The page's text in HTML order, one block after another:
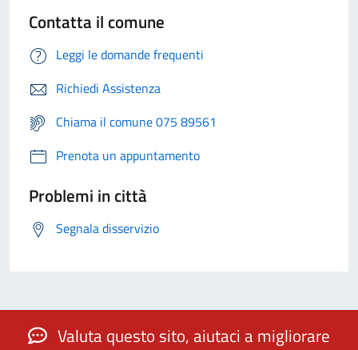
Contatta il comune
Leggi le domande frequenti
Richiedi Assistenza
Chiama il comune 075 89561
Prenota un appuntamento
Problemi in città
Segnala disservizio
Valuta questo sito, aiutaci a migliorare